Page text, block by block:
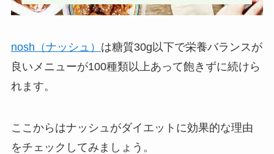
nosh（ナッシュ） は糖質30g以下で栄養バランスが
良いメニューが100種類以上あって飽きずに続けら
れます。
ここからはナッシュがダイエットに効果的な理由
をチェックしてみましょう。